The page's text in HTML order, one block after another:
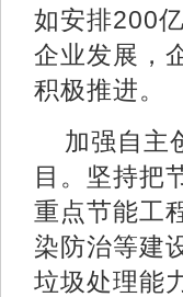
如安排200
企业发展，
积极推进。
加强自主
目。坚持把
重点节能工
染防治等建
垃圾处理能